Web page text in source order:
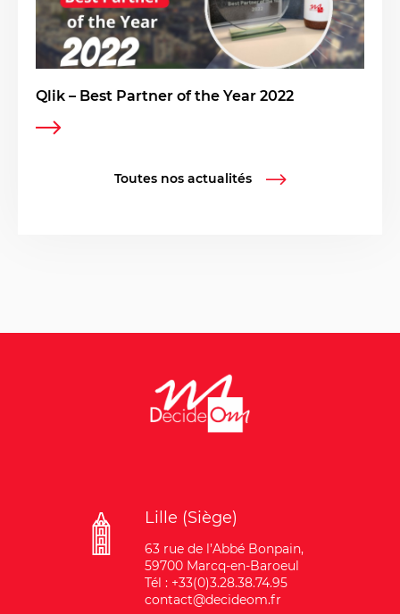
Qlik – Best Partner of the Year 2022
Toutes nos actualités
Lille (Siège)
63 rue de l’Abbé Bonpain,
59700 Marcq-en-Baroeul
Tél : +33(0)3.28.38.74.95
contact@decideom.fr